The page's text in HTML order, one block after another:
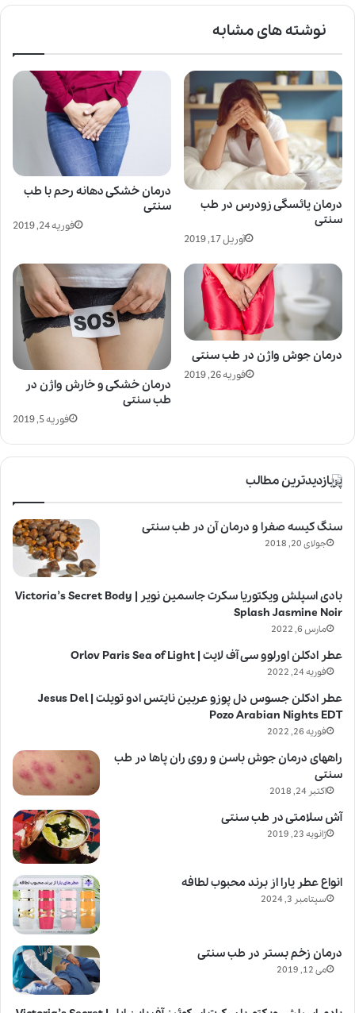
نوشته های مشابه
درمان خشکی دهانه رحم با طب
سنتی
فوریه 24, 2019
درمان یائسگی زودرس در طب
سنتی
آوریل 17, 2019
درمان خشکی و خارش واژن در
طب سنتی
فوریه 5, 2019
درمان جوش واژن در طب سنتی
فوریه 26, 2019
پربازدیدترین مطالب
سنگ کیسه صفرا و درمان آن در طب سنتی
جولای 20, 2018
بادی اسپلش ویکتوریا سکرت جاسمین نویر | Victoria’s Secret Body
Splash Jasmine Noir
مارس 6, 2022
عطر ادکلن اورلوو سی آف لایت | Orlov Paris Sea of Light
فوریه 24, 2022
عطر ادکلن جسوس دل پوزو عربین نایتس ادو تویلت | Jesus Del
Pozo Arabian Nights EDT
فوریه 26, 2022
راههای درمان جوش باسن و روی ران پاها در طب
سنتی
اکتبر 24, 2018
آش سلامتی در طب سنتی
ژانویه 23, 2019
انواع عطر یارا از برند محبوب لطافه
سپتامبر 3, 2024
درمان زخم بستر در طب سنتی
می 12, 2019